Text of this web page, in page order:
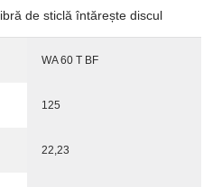
de sticlă întărește discul
WA 60 T BF
125
22,23